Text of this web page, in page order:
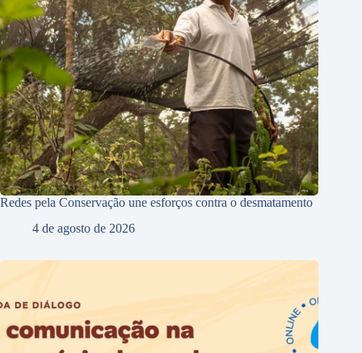
Redes pela Conservação une esforços contra o desmatamento
4 de agosto de 2026